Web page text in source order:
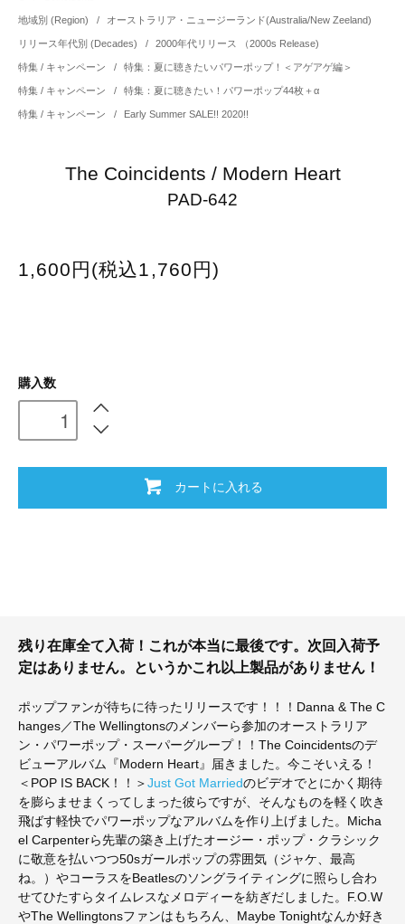
地域別 (Region) / オーストラリア・ニュージーランド(Australia/New Zeeland)
リリース年代別 (Decades) / 2000年代リリース （2000s Release)
特集 / キャンペーン / 特集：夏に聴きたいパワーポップ！＜アゲアゲ編＞
特集 / キャンペーン / 特集：夏に聴きたい！パワーポップ44枚＋α
特集 / キャンペーン / Early Summer SALE!! 2020!!
The Coincidents / Modern Heart
PAD-642
1,600円(税込1,760円)
購入数
カートに入れる
残り在庫全て入荷！これが本当に最後です。次回入荷予
定はありません。というかこれ以上製品がありません！
ポップファンが待ちに待ったリリースです！！！Danna & The C
hanges／The Wellingtonsのメンバーら参加のオーストラリア
ン・パワーポップ・スーパーグループ！！The Coincidentsのデ
ビューアルバム『Modern Heart』届きました。今こそいえる！
＜POP IS BACK！！＞Just Got Marriedのビデオでとにかく期待
を膨らませまくってしまった彼らですが、そんなものを軽く吹き
飛ばす軽快でパワーポップなアルバムを作り上げました。Micha
el Carpenterら先輩の築き上げたオージー・ポップ・クラシック
に敬意を払いつつ50sガールポップの雰囲気（ジャケ、最高
ね。）やコーラスをBeatlesのソングライティングに照らし合わ
せてひたすらタイムレスなメロディーを紡ぎだしました。F.O.W
やThe Wellingtonsファンはもちろん、Maybe Tonightなんか好き